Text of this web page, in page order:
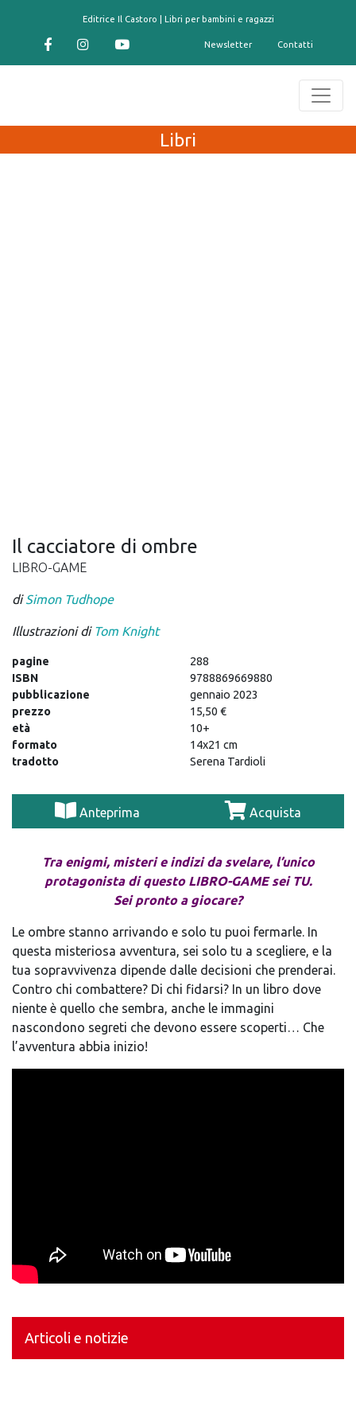
Editrice Il Castoro | Libri per bambini e ragazzi
Newsletter Contatti
Libri
Il cacciatore di ombre
LIBRO-GAME
diSimon Tudhope
Illustrazioni di Tom Knight
pagine
288
ISBN
9788869669880
pubblicazione
gennaio 2023
prezzo
15,50 €
età
10+
formato
14x21 cm
tradotto
Serena Tardioli
Anteprima Acquista
Tra enigmi, misteri e indizi da svelare, l’unico
protagonista di questo LIBRO-GAME sei TU.
Sei pronto a giocare?
Le ombre stanno arrivando e solo tu puoi fermarle. In
questa misteriosa avventura, sei solo tu a scegliere, e la
tua sopravvivenza dipende dalle decisioni che prenderai.
Contro chi combattere? Di chi fidarsi? In un libro dove
niente è quello che sembra, anche le immagini
nascondono segreti che devono essere scoperti… Che
l’avventura abbia inizio!
Articoli e notizie